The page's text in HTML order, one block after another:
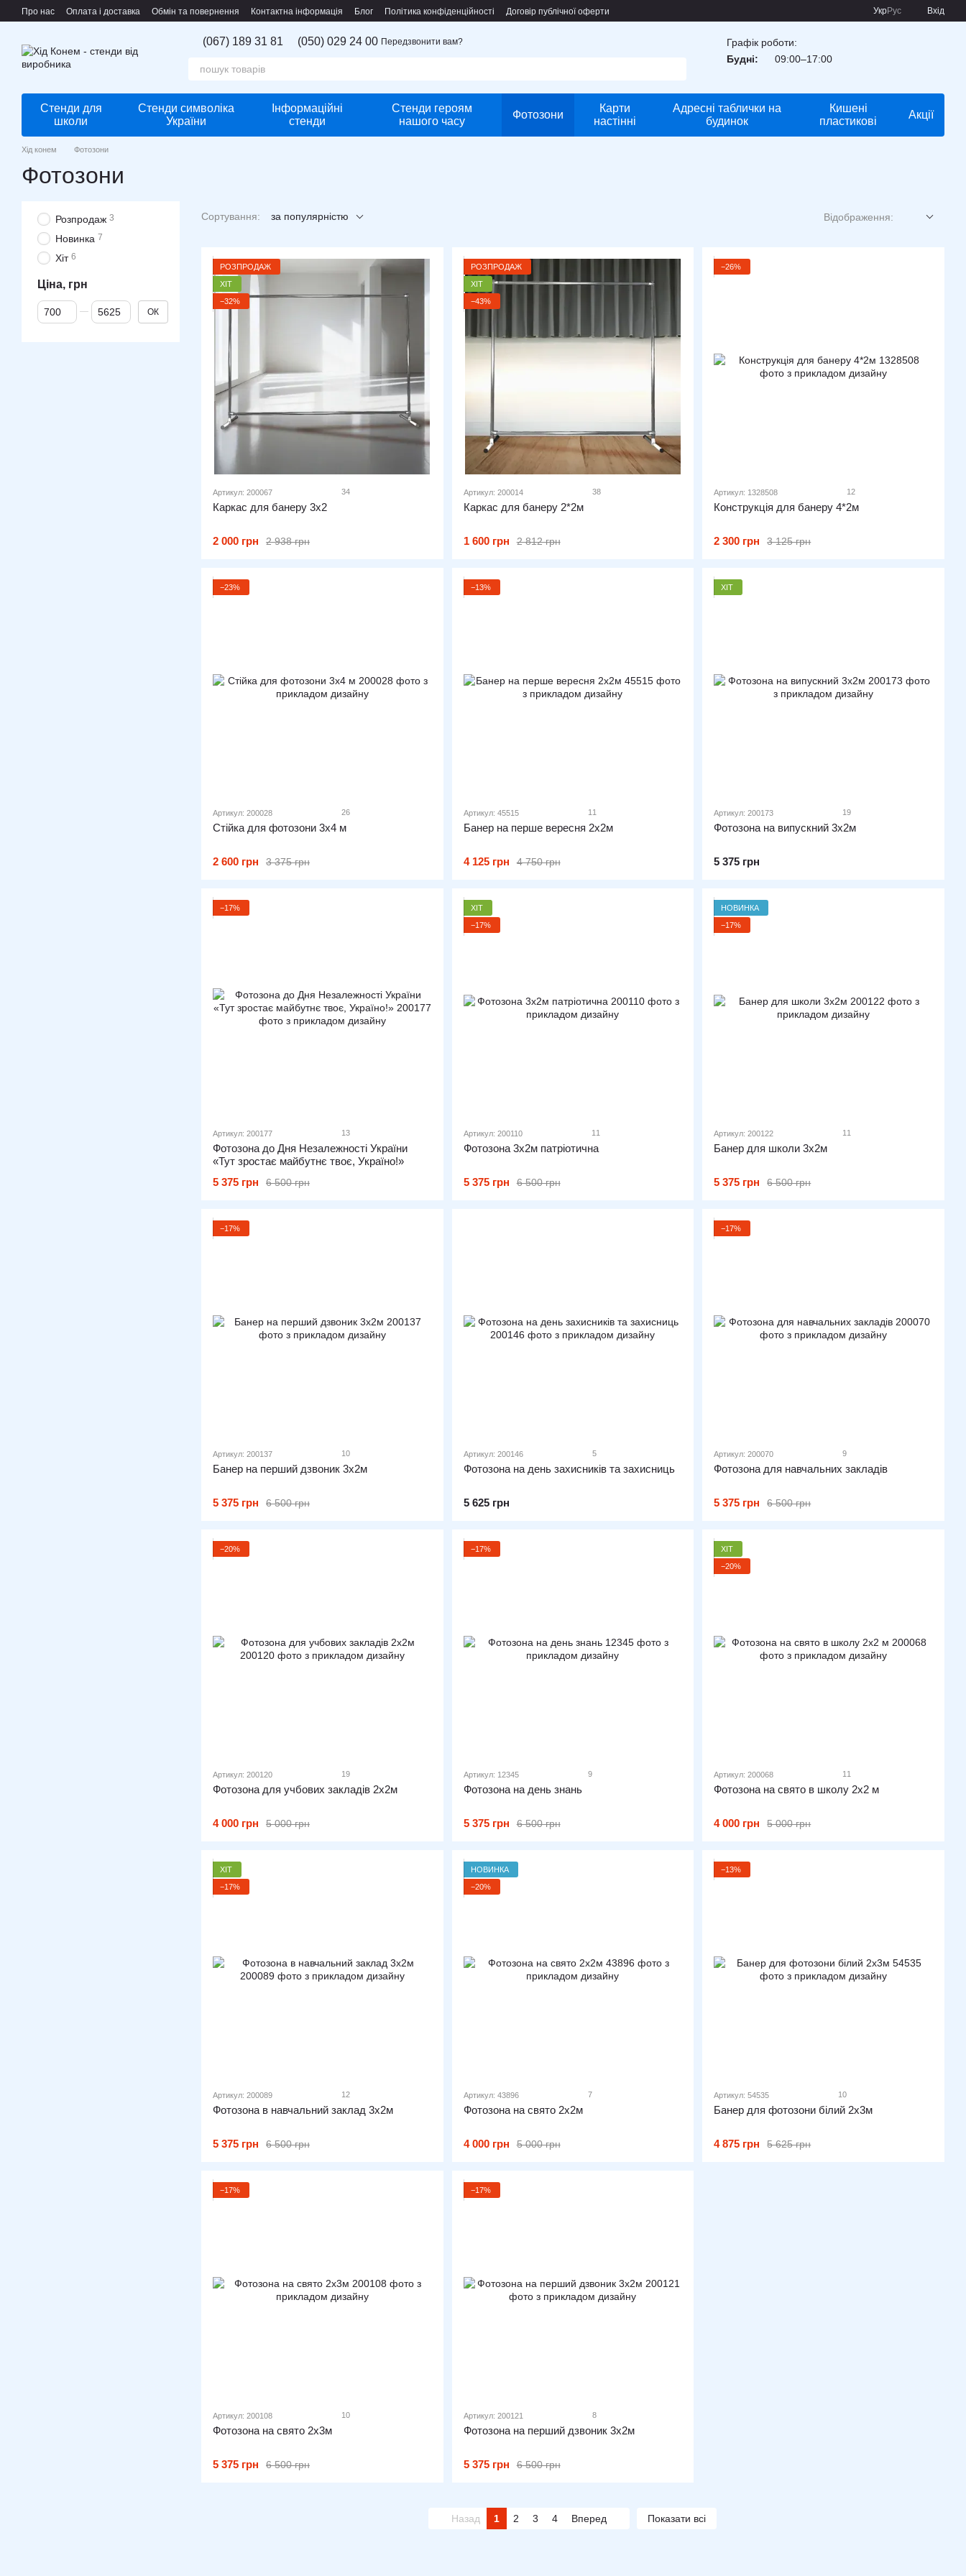
Перейти до основного контенту
Про нас Оплата і доставка Обмін та повернення Контактна інформація Блог Політика конфіденційності Договір публічної оферти УкрРус Вхід
(067) 189 31 81 (050) 029 24 00 Передзвонити вам?
Графік роботи:
Будні:
09:00–17:00
Стенди для
школи
Стенди символіка
України
Інформаційні
стенди
Стенди героям
нашого часу
Фотозони
Карти
настінні
Адресні таблички на
будинок
Кишені
пластикові
Акції
Хід конем Фотозони
Фотозони
Сортування: за популярністю Відображення:
РОЗПРОДАЖ
ХІТ
−32%
Артикул: 200067 34
Каркас для банеру 3х2
2 938 грн
2 000 грн
РОЗПРОДАЖ
ХІТ
−43%
Артикул: 200014 38
Каркас для банеру 2*2м
2 812 грн
1 600 грн
−26%
Артикул: 1328508 12
Конструкція для банеру 4*2м
3 125 грн
2 300 грн
−23%
Артикул: 200028 26
Стійка для фотозони 3х4 м
3 375 грн
2 600 грн
−13%
Артикул: 45515 11
Банер на перше вересня 2х2м
4 750 грн
4 125 грн
ХІТ
Артикул: 200173 19
Фотозона на випускний 3х2м
5 375 грн
−17%
Артикул: 200177 13
Фотозона до Дня Незалежності України
«Тут зростає майбутнє твоє, Україно!»
6 500 грн
5 375 грн
ХІТ
−17%
Артикул: 200110 11
Фотозона 3х2м патріотична
6 500 грн
5 375 грн
НОВИНКА
−17%
Артикул: 200122 11
Банер для школи 3х2м
6 500 грн
5 375 грн
−17%
Артикул: 200137 10
Банер на перший дзвоник 3х2м
6 500 грн
5 375 грн
Артикул: 200146 5
Фотозона на день захисників та захисниць
5 625 грн
−17%
Артикул: 200070 9
Фотозона для навчальних закладів
6 500 грн
5 375 грн
−20%
Артикул: 200120 19
Фотозона для учбових закладів 2х2м
5 000 грн
4 000 грн
−17%
Артикул: 12345 9
Фотозона на день знань
6 500 грн
5 375 грн
ХІТ
−20%
Артикул: 200068 11
Фотозона на свято в школу 2х2 м
5 000 грн
4 000 грн
ХІТ
−17%
Артикул: 200089 12
Фотозона в навчальний заклад 3х2м
6 500 грн
5 375 грн
НОВИНКА
−20%
Артикул: 43896 7
Фотозона на свято 2х2м
5 000 грн
4 000 грн
−13%
Артикул: 54535 10
Банер для фотозони білий 2х3м
5 625 грн
4 875 грн
−17%
Артикул: 200108 10
Фотозона на свято 2х3м
6 500 грн
5 375 грн
−17%
Артикул: 200121 8
Фотозона на перший дзвоник 3х2м
6 500 грн
5 375 грн
Назад 1 2 3 4 Вперед Показати всі
Розпродаж 3
Новинка 7
Хіт 6
Ціна, грн
Від Ціна, грн
До Ціна, грн ОК